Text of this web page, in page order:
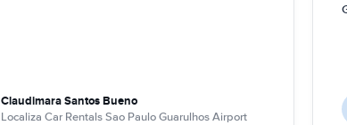
Claudimara Santos Bueno
Localiza Car Rentals Sao Paulo Guarulhos Airport